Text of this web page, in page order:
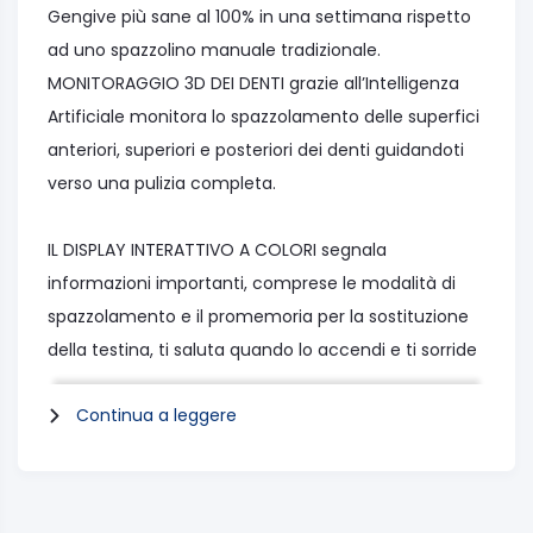
Gengive più sane al 100% in una settimana rispetto
ad uno spazzolino manuale tradizionale.
MONITORAGGIO 3D DEI DENTI grazie all’Intelligenza
Artificiale monitora lo spazzolamento delle superfici
anteriori, superiori e posteriori dei denti guidandoti
verso una pulizia completa.
IL DISPLAY INTERATTIVO A COLORI segnala
informazioni importanti, comprese le modalità di
spazzolamento e il promemoria per la sostituzione
della testina, ti saluta quando lo accendi e ti sorride
quando fai un buon lavoro.
7 MODALITÀ DI PULIZIA per personalizzare il tuo
Continua a leggere